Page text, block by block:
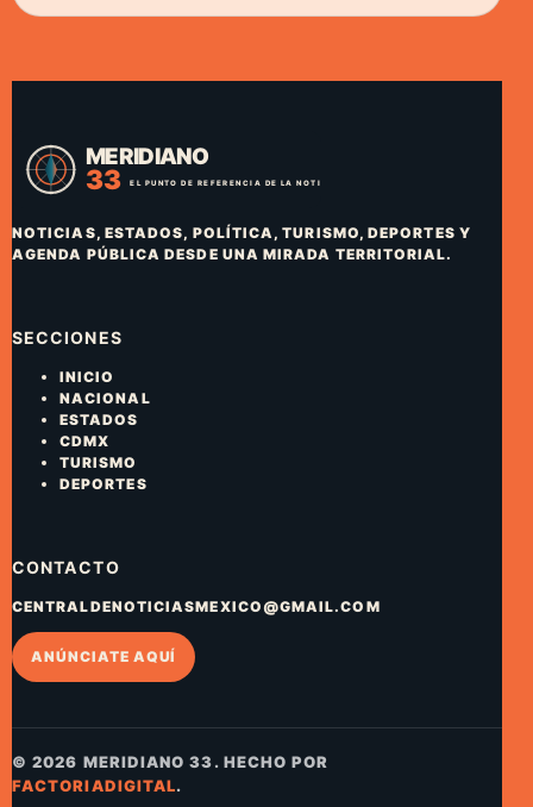
NOTICIAS, ESTADOS, POLÍTICA, TURISMO, DEPORTES Y
AGENDA PÚBLICA DESDE UNA MIRADA TERRITORIAL.
SECCIONES
INICIO
NACIONAL
ESTADOS
CDMX
TURISMO
DEPORTES
CONTACTO
CENTRALDENOTICIASMEXICO@GMAIL.COM
ANÚNCIATE AQUÍ
© 2026 MERIDIANO 33. HECHO POR
FACTORIADIGITAL.